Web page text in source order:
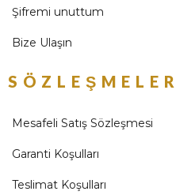
Şifremi unuttum
Bize Ulaşın
SÖZLEŞMELER
Mesafeli Satış Sözleşmesi
Garanti Koşulları
Teslimat Koşulları